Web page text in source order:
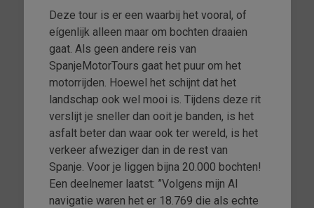
Deze tour is er een waarbij het vooral, of
eígenlijk alleen maar om bochten draaien
gaat. Als geen andere reis van
SpanjeMotorTours gaat het puur om het
motorrijden. Hoewel het schijnt dat het
landschap ook wel mooi is. Tijdens deze rit
verslijt je sneller dan ooit je banden, is het
asfalt beter dan waar ook ter wereld, is het
verkeer afweziger dan in de rest van
Spanje. Voor je liggen bijna 20.000 bochten!
Een deelnemer laatst: ”Volgens mijn AI
navigatie waren het er 18.769 die als echte